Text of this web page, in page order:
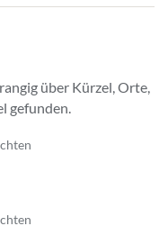
über Kürzel, Orte,
gefunden.